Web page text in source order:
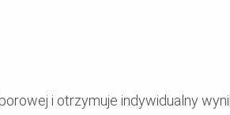
i otrzymuje indywidualny